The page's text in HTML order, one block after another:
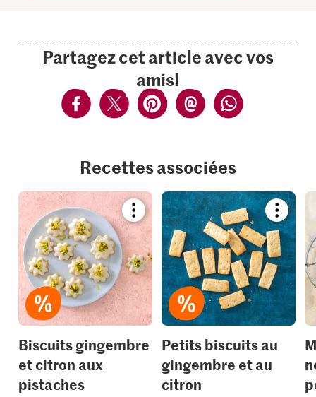
Partagez cet article avec vos
amis!
Recettes associées
Bookmark
recipe
or
add
it
to
your
collections.
Biscuits gingembre
et citron aux
pistaches
recipe
or
add
it
to
your
Petits biscuits au
gingembre et au
citron